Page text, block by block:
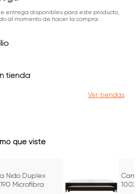
entrega disponibles para este producto,
al momento de hacer la compra:
tienda
Ver tiendas
que viste
Nido Duplex
Microfibra